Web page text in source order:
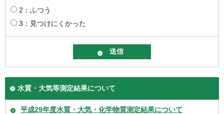
2：ふつう
3：見つけにくかった
水質・大気等測定結果について
平成29年度水質・大気・化学物質測定結果について